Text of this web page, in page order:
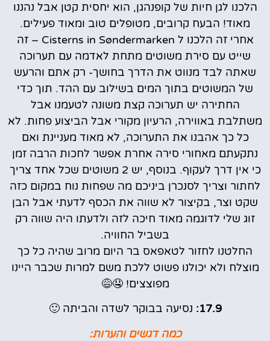
הלכנו לגן חיות של קופנהגן, הוא יחסית קטן אבל נהננו
מאוד! הבעח קרובים, מטופלים טוב ומאוד פעילים.
אחרי זה הלכנו ל Cisterns in Søndermarken – זה
שייט עם סירת משוטים מתחת לאדמה עם תערוכה
שאתה לבד מנווט את הדרך בחושך- רק אתם והרעש
של המשוטים בתוך המים בשילוב עם ההד. תוך כדי
החתירה יש תערוכה קצת משונה לטעמנו אבל
משתלבת באווירה, הרעיון מקורי אבל הביצוע פחות. לא
כל כך אהבנו את התערוכה, לא מאוד מעניינת ואם
נתקעתם מאחורי סירה אחרת אפשר לחכות הרבה זמן
כי אין דרך לעקוף. בנוסף, יש 2 משוטים שכל אחד צריך
לחתור וצריך לסנכרן ביניכם מה שפחות נוח במקום כזה
שקט וצר, בקיצור לא שווה את הכסף לדעתי אבל הבן
זוג שלי לדוגמה מאוד חיכה לזה ולדעתו היה שווה רק
בשביל החוויה.
החלטנו לחזור לטאפאס בר היום מרוב שהיה כל כך
מוצלח ולא יכולנו פשוט ללכת משם למרות שכבר היינו
מפוצצים! 🤤😅
17.9: נסיעה בבוקר לשדה והביתה 🙂
כמה דגשים והערות: